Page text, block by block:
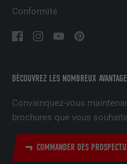
DÉCOUVREZ LES NOMBREUX
Convainquez-vous
brochures que vous
COMMANDER DES
Conformité
Est